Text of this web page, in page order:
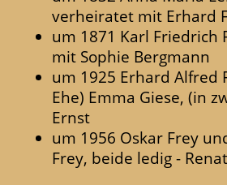
verheiratet mit Erhard
um 1871 Karl Friedrich
mit Sophie Bergmann
um 1925 Erhard Alfred
Ehe) Emma Giese, (in
Ernst
um 1956 Oskar Frey
Frey, beide ledig -